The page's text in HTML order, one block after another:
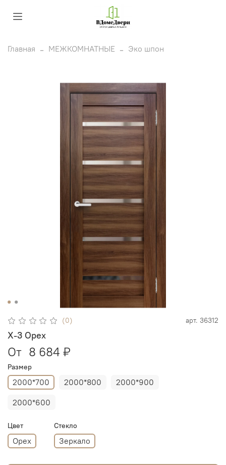
Главная МЕЖКОМНАТНЫЕ Эко шпон
(0) арт. 36312
X-3 Орех
От 8 684 ₽
Размер
2000*700 2000*800
2000*900
2000*600
Цвет
Орех
Стекло
Зеркало